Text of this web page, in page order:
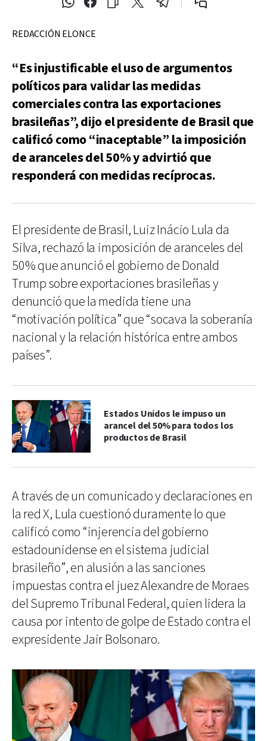
REDACCIÓN ELONCE
“Es injustificable el uso de argumentos
políticos para validar las medidas
comerciales contra las exportaciones
brasileñas”, dijo el presidente de Brasil que
calificó como “inaceptable” la imposición
de aranceles del 50% y advirtió que
responderá con medidas recíprocas.
El presidente de Brasil, Luiz Inácio Lula da
Silva, rechazó la imposición de aranceles del
50% que anunció el gobierno de Donald
Trump sobre exportaciones brasileñas y
denunció que la medida tiene una
“motivación política” que “socava la soberanía
nacional y la relación histórica entre ambos
países”.
Estados Unidos le impuso un
arancel del 50% para todos los
productos de Brasil
A través de un comunicado y declaraciones en
la red X, Lula cuestionó duramente lo que
calificó como “injerencia del gobierno
estadounidense en el sistema judicial
brasileño”, en alusión a las sanciones
impuestas contra el juez Alexandre de Moraes
del Supremo Tribunal Federal, quien lidera la
causa por intento de golpe de Estado contra el
expresidente Jair Bolsonaro.